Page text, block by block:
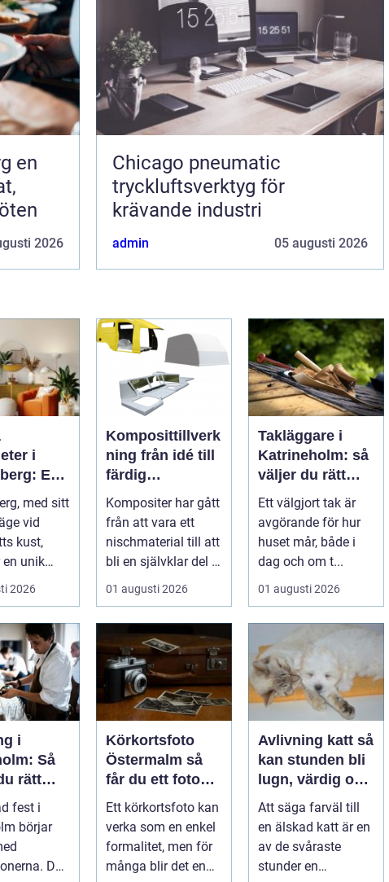
2026
Chicago pneumatic
tryckluftsverktyg för
krävande industri
admin 05 augusti 2026
i
En
ditt nya
med sitt
vid
kust,
en unik
för ...
2026
Komposittillverk
ning från idé till
färdig
högpresterande
produkt
Kompositer har gått
från att vara ett
nischmaterial till att
bli en självklar del i
allt från vindkr...
01 augusti 2026
Takläggare i
Katrineholm: så
väljer du rätt
och får ett tak
som håller
Ett välgjort tak är
avgörande för hur
huset mår, både i
dag och om t...
01 augusti 2026
i
Så
rätt
fest i
börjar
Den
Körkortsfoto
Östermalm så
får du ett foto
som alltid blir
godkänt
Ett körkortsfoto kan
verka som en enkel
formalitet, men för
många blir det en
Avlivning katt så
kan stunden bli
lugn, värdig och
trygg
Att säga farväl till
en älskad katt är en
av de svåraste
stunder en